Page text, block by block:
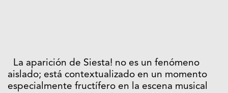
La aparición de Siesta! no es un fenómeno
aislado; está contextualizado en un momento
especialmente fructífero en la escena musical